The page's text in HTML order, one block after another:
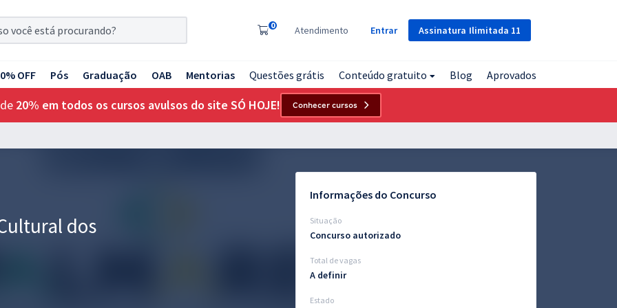
Assinatura Ilimitada 11
0 Atendimento Entrar
OFF Pós Graduação OAB Mentorias Questões grátis Conteúdo gratuito Blog Aprovados
20% em todos os cursos avulsos do site SÓ HOJE! Conhecer cursos
dos
Informações do Concurso
Situação
Concurso autorizado
Total de vagas
A definir
Estado